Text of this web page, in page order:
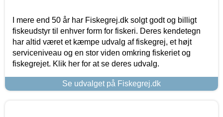
I mere end 50 år har Fiskegrej.dk solgt godt og billigt
fiskeudstyr til enhver form for fiskeri. Deres kendetegn
har altid været et kæmpe udvalg af fiskegrej, et højt
serviceniveau og en stor viden omkring fiskeriet og
fiskegrejet. Klik her for at se deres udvalg.
Se udvalget på Fiskegrej.dk